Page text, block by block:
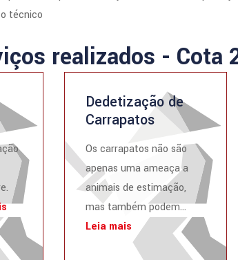
técnico
realizados - Cota
Dedetização de
Carrapatos
Os carrapatos não são
apenas uma ameaça a
animais de estimação,
mas também podem...
Leia mais